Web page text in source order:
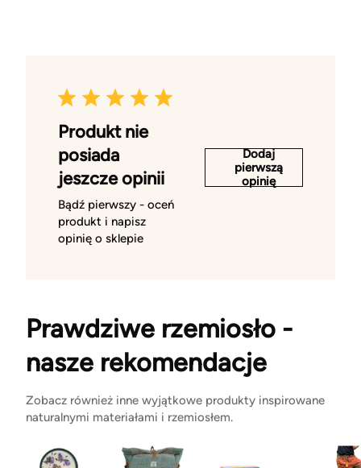
Produkt nie
posiada
jeszcze opinii
Bądź pierwszy - oceń
produkt i napisz
opinię o sklepie
Dodaj
pierwszą
opinię
Prawdziwe rzemiosło -
nasze rekomendacje
Zobacz również inne wyjątkowe produkty inspirowane
naturalnymi materiałami i rzemiosłem.